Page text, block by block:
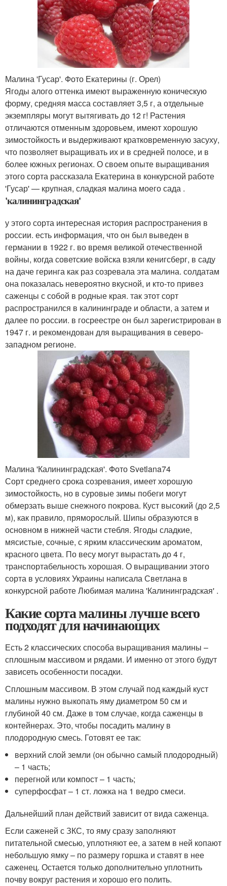
Малина 'Гусар'. Фото Екатерины (г. Орел)
Ягоды алого оттенка имеют выраженную коническую
форму, средняя масса составляет 3,5 г, а отдельные
экземпляры могут вытягивать до 12 г! Растения
отличаются отменным здоровьем, имеют хорошую
зимостойкость и выдерживают кратковременную засуху,
что позволяет выращивать их и в средней полосе, и в
более южных регионах. О своем опыте выращивания
этого сорта рассказала Екатерина в конкурсной работе
'Гусар' — крупная, сладкая малина моего сада .
'калининградская'
у этого сорта интересная история распространения в
россии. есть информация, что он был выведен в
германии в 1922 г. во время великой отечественной
войны, когда советские войска взяли кенигсберг, в саду
на даче геринга как раз созревала эта малина. солдатам
она показалась невероятно вкусной, и кто-то привез
саженцы с собой в родные края. так этот сорт
распространился в калининграде и области, а затем и
далее по россии. в госреестре он был зарегистрирован в
1947 г. и рекомендован для выращивания в северо-
западном регионе.
Малина 'Калининградская'. Фото Svetlana74
Сорт среднего срока созревания, имеет хорошую
зимостойкость, но в суровые зимы побеги могут
обмерзать выше снежного покрова. Куст высокий (до 2,5
м), как правило, пряморослый. Шипы образуются в
основном в нижней части стебля. Ягоды сладкие,
мясистые, сочные, с ярким классическим ароматом,
красного цвета. По весу могут вырастать до 4 г,
транспортабельность хорошая. О выращивании этого
сорта в условиях Украины написала Светлана в
конкурсной работе Любимая малина 'Калининградская' .
Какие сорта малины лучше всего
подходят для начинающих
Есть 2 классических способа выращивания малины –
сплошным массивом и рядами. И именно от этого будут
зависеть особенности посадки.
Сплошным массивом. В этом случай под каждый куст
малины нужно выкопать яму диаметром 50 см и
глубиной 40 см. Даже в том случае, когда саженцы в
контейнерах. Это, чтобы посадить малину в
плодородную смесь. Готовят ее так:
верхний слой земли (он обычно самый плодородный)
– 1 часть;
перегной или компост – 1 часть;
суперфосфат – 1 ст. ложка на 1 ведро смеси.
Дальнейший план действий зависит от вида саженца.
Если саженей с ЗКС, то яму сразу заполняют
питательной смесью, уплотняют ее, а затем в ней копают
небольшую ямку – по размеру горшка и ставят в нее
саженец. Остается только дополнительно уплотнить
почву вокруг растения и хорошо его полить.